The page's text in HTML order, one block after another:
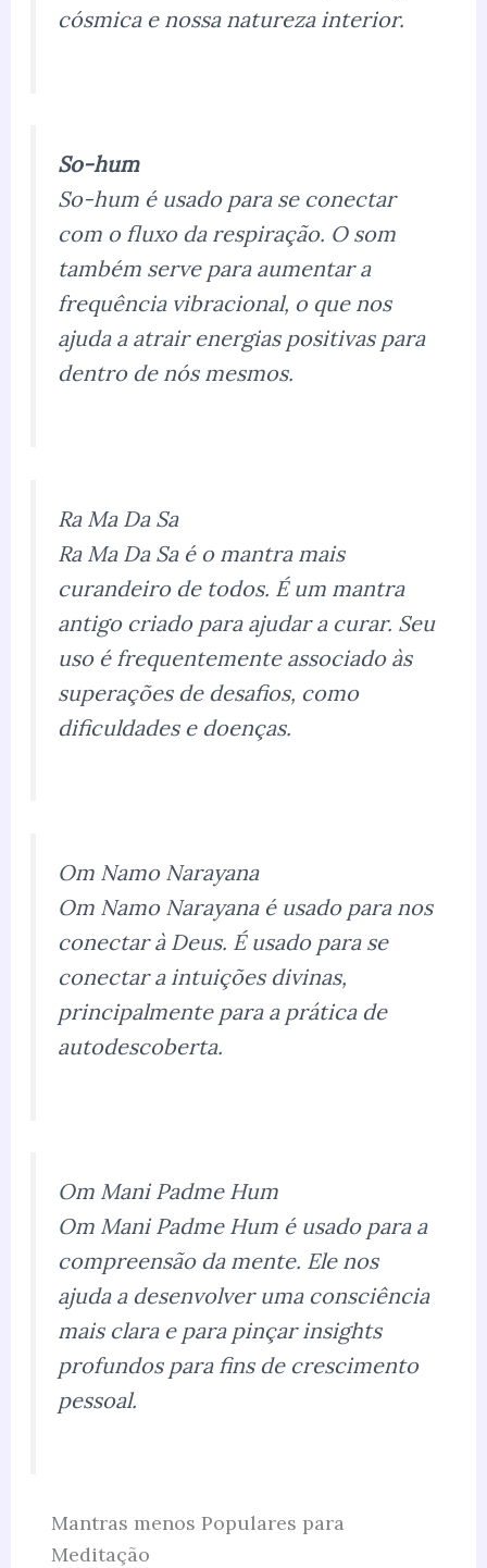
cósmica e nossa natureza interior.
So-hum
So-hum é usado para se conectar
com o fluxo da respiração. O som
também serve para aumentar a
frequência vibracional, o que nos
ajuda a atrair energias positivas para
dentro de nós mesmos.
Ra Ma Da Sa
Ra Ma Da Sa é o mantra mais
curandeiro de todos. É um mantra
antigo criado para ajudar a curar. Seu
uso é frequentemente associado às
superações de desafios, como
dificuldades e doenças.
Om Namo Narayana
Om Namo Narayana é usado para nos
conectar à Deus. É usado para se
conectar a intuições divinas,
principalmente para a prática de
autodescoberta.
Om Mani Padme Hum
Om Mani Padme Hum é usado para a
compreensão da mente. Ele nos
ajuda a desenvolver uma consciência
mais clara e para pinçar insights
profundos para fins de crescimento
pessoal.
Mantras menos Populares para
Meditação